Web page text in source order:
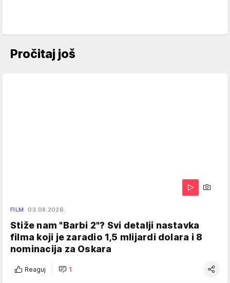
Pročitaj još
FILM 03.08.2026.
Stiže nam "Barbi 2"? Svi detalji nastavka
filma koji je zaradio 1,5 mlijardi dolara i 8
nominacija za Oskara
Reaguj 1